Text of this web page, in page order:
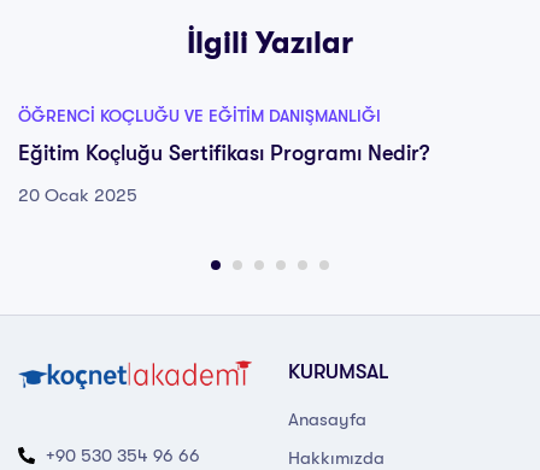
İlgili Yazılar
ÖĞRENCI KOÇLUĞU VE EĞITIM DANIŞMANLIĞI
Eğitim Koçluğu Sertifikası Programı Nedir?
20 Ocak 2025
+90 530 354 96 66
KURUMSAL
Anasayfa
Hakkımızda